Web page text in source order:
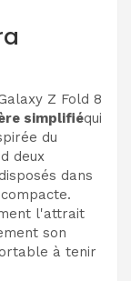
Z Fold 8
simplifiéqui
du
deux
dans
l'attrait
son
à tenir